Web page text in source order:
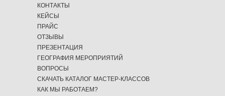
КОНТАКТЫ
КЕЙСЫ
ПРАЙС
ОТЗЫВЫ
ПРЕЗЕНТАЦИЯ
ГЕОГРАФИЯ МЕРОПРИЯТИЙ
ВОПРОСЫ
СКАЧАТЬ КАТАЛОГ МАСТЕР-КЛАССОВ
КАК МЫ РАБОТАЕМ?